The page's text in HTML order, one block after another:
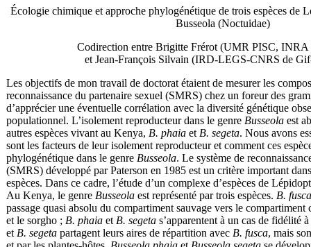
Écologie chimique et approche phylogénétique de trois espèces de
Busseola (Noctuidae)
Codirection entre Brigitte Frérot (UMR PISC, INRA
et Jean-François Silvain (IRD-LEGS-CNRS de
Les objectifs de mon travail de doctorat étaient de mesurer les
reconnaissance du partenaire sexuel (SMRS) chez un foreur des
d’apprécier une éventuelle corrélation avec la diversité génétique
populationnel. L’isolement reproducteur dans le genre Busseola est
autres espèces vivant au Kenya, B. phaia et B. segeta. Nous avons
sont les facteurs de leur isolement reproducteur et comment ces
phylogénétique dans le genre Busseola. Le système de
(SMRS) développé par Paterson en 1985 est un critère important
espèces. Dans ce cadre, l’étude d’un complexe d’espèces de
Au Kenya, le genre Busseola est représenté par trois espèces. B. fusca
passage quasi absolu du compartiment sauvage vers le
et le sorgho ; B. phaia et B. segeta s’apparentent à un cas de fidélité
et B. segeta partagent leurs aires de répartition avec B. fusca, mais